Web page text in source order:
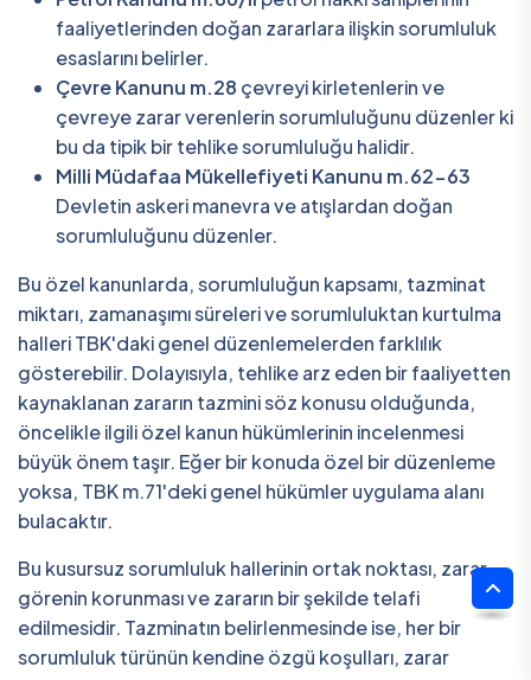
faaliyetlerinden doğan zararlara ilişkin sorumluluk
esaslarını belirler.
Çevre Kanunu m.28 çevreyi kirletenlerin ve
çevreye zarar verenlerin sorumluluğunu düzenler ki
bu da tipik bir tehlike sorumluluğu halidir.
Milli Müdafaa Mükellefiyeti Kanunu m.62-63
Devletin askeri manevra ve atışlardan doğan
sorumluluğunu düzenler.
Bu özel kanunlarda, sorumluluğun kapsamı, tazminat
miktarı, zamanaşımı süreleri ve sorumluluktan kurtulma
halleri TBK'daki genel düzenlemelerden farklılık
gösterebilir. Dolayısıyla, tehlike arz eden bir faaliyetten
kaynaklanan zararın tazmini söz konusu olduğunda,
öncelikle ilgili özel kanun hükümlerinin incelenmesi
büyük önem taşır. Eğer bir konuda özel bir düzenleme
yoksa, TBK m.71'deki genel hükümler uygulama alanı
bulacaktır.
Bu kusursuz sorumluluk hallerinin ortak noktası, zarar
görenin korunması ve zararın bir şekilde telafi
edilmesidir. Tazminatın belirlenmesinde ise, her bir
sorumluluk türünün kendine özgü koşulları, zarar